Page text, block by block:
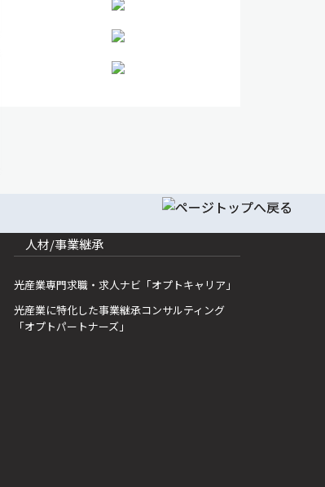
人材/事業継承
光産業専門求職・求人ナビ「オプトキャリア」
光産業に特化した事業継承コンサルティング
「オプトパートナーズ」